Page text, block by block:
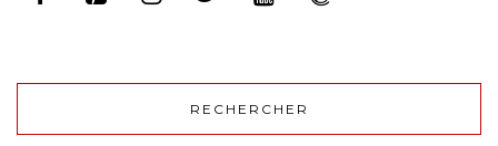
RECHERCHER